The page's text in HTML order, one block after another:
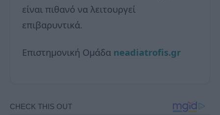
είναι πιθανό να λειτουργεί
επιβαρυντικά.
Επιστημονική Ομάδα neadiatrofis.gr